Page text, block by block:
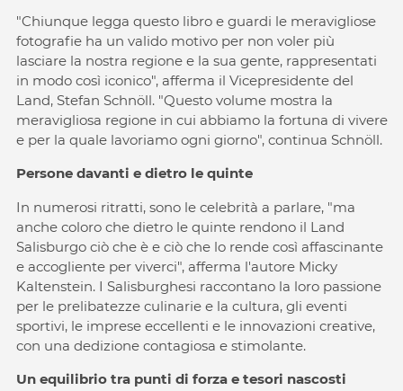
"Chiunque legga questo libro e guardi le meravigliose
fotografie ha un valido motivo per non voler più
lasciare la nostra regione e la sua gente, rappresentati
in modo così iconico", afferma il Vicepresidente del
Land, Stefan Schnöll. "Questo volume mostra la
meravigliosa regione in cui abbiamo la fortuna di vivere
e per la quale lavoriamo ogni giorno", continua Schnöll.
Persone davanti e dietro le quinte
In numerosi ritratti, sono le celebrità a parlare, "ma
anche coloro che dietro le quinte rendono il Land
Salisburgo ciò che è e ciò che lo rende così affascinante
e accogliente per viverci", afferma l'autore Micky
Kaltenstein. I Salisburghesi raccontano la loro passione
per le prelibatezze culinarie e la cultura, gli eventi
sportivi, le imprese eccellenti e le innovazioni creative,
con una dedizione contagiosa e stimolante.
Un equilibrio tra punti di forza e tesori nascosti